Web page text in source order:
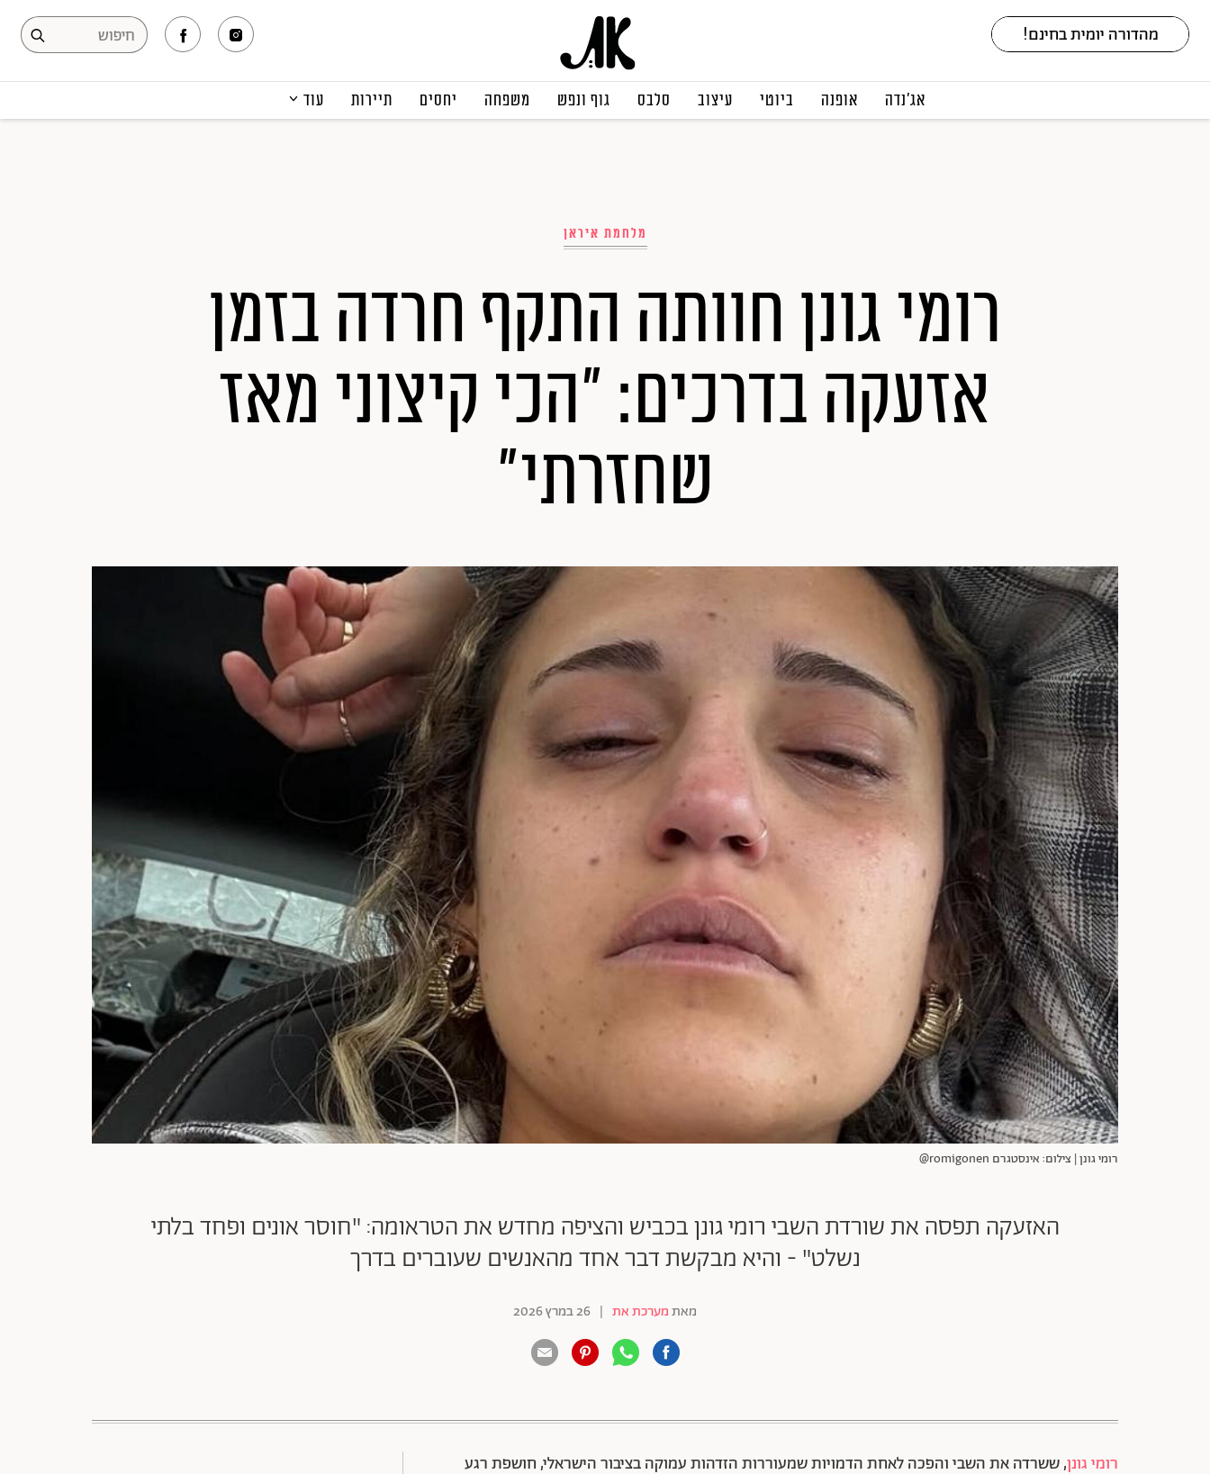
אג׳נדה אופנה ביוטי עיצוב סלבס גוף ונפש משפחה יחסים תיירות עוד
מלחמת איראן
רומי גונן חוותה התקף חרדה בזמן
אזעקה בדרכים: "הכי קיצוני מאז
שחזרתי"
רומי גונן | צילום: אינסטגרם romigonen@
האזעקה תפסה את שורדת השבי רומי גונן בכביש והציפה מחדש את הטראומה: "חוסר אונים ופחד בלתי
נשלט" - והיא מבקשת דבר אחד מהאנשים שעוברים בדרך
מאתמערכת את | 26 במרץ 2026
רומי גונן, ששרדה את השבי והפכה לאחת הדמויות שמעוררות הזדהות עמוקה בציבור הישראלי, חושפת רגע